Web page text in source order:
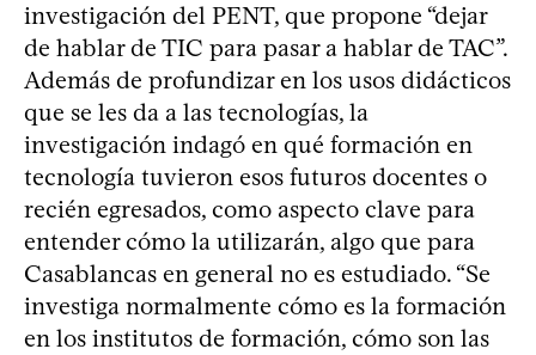
investigación del PENT, que propone “dejar
de hablar de TIC para pasar a hablar de TAC”.
Además de profundizar en los usos didácticos
que se les da a las tecnologías, la
investigación indagó en qué formación en
tecnología tuvieron esos futuros docentes o
recién egresados, como aspecto clave para
entender cómo la utilizarán, algo que para
Casablancas en general no es estudiado. “Se
investiga normalmente cómo es la formación
en los institutos de formación, cómo son las